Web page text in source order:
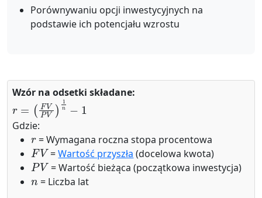
Porównywaniu opcji inwestycyjnych na
podstawie ich potencjału wzrostu
Wzór na odsetki składane:
V PV) 1n
Gdzie:
r
= Wymagana roczna stopa procentowa
FV
=Wartość przyszła (docelowa kwota)
PV
= Wartość bieżąca (początkowa inwestycja)
n
= Liczba lat